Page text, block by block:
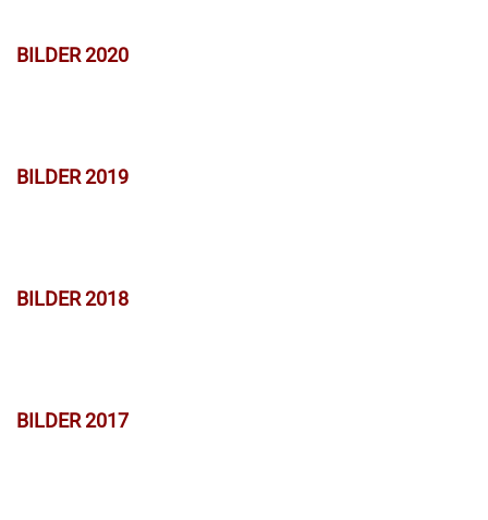
BILDER 2020
BILDER 2019
BILDER 2018
BILDER 2017